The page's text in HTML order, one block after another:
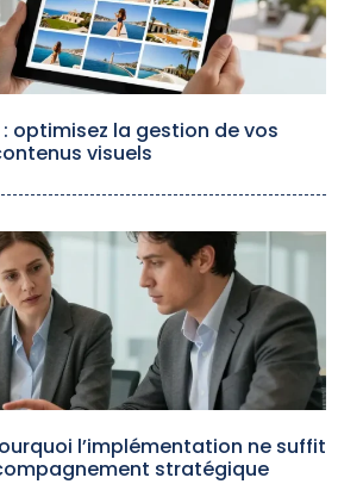
optimisez la gestion de vos
visuels
l’implémentation ne suffit
stratégique